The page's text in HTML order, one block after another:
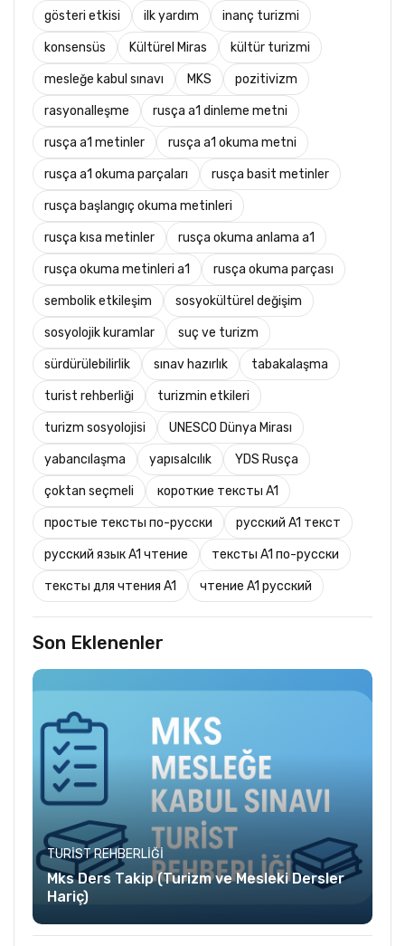
gösteri etkisi ilk yardım inanç turizmi
konsensüs Kültürel Miras kültür turizmi
mesleğe kabul sınavı MKS pozitivizm
rasyonalleşme rusça a1 dinleme metni
rusça a1 metinler rusça a1 okuma metni
rusça a1 okuma parçaları rusça basit metinler
rusça başlangıç okuma metinleri
rusça kısa metinler rusça okuma anlama a1
rusça okuma metinleri a1 rusça okuma parçası
sembolik etkileşim sosyokültürel değişim
sosyolojik kuramlar suç ve turizm
sürdürülebilirlik sınav hazırlık tabakalaşma
turist rehberliği turizmin etkileri
turizm sosyolojisi UNESCO Dünya Mirası
yabancılaşma yapısalcılık YDS Rusça
çoktan seçmeli короткие тексты A1
простые тексты по-русски русский A1 текст
русский язык A1 чтение тексты A1 по-русски
тексты для чтения A1 чтение A1 русский
Son Eklenenler
TURIST REHBERLIĞI
Mks Ders Takip (Turizm ve Mesleki Dersler
Hariç)